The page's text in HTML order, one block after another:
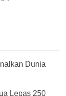
Dunia
Lepas 250